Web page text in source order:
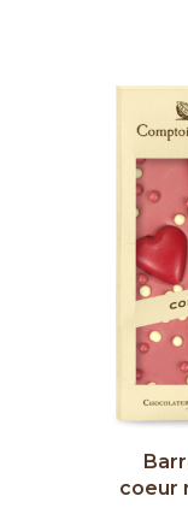
coeur